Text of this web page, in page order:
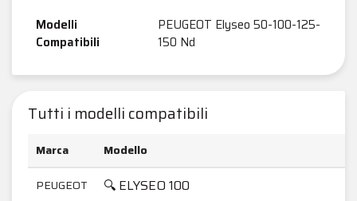
Modelli
Compatibili
PEUGEOT Elyseo 50-100-125-
150 Nd
Tutti i modelli compatibili
Marca
Modello
PEUGEOT
🔍 ELYSEO 100